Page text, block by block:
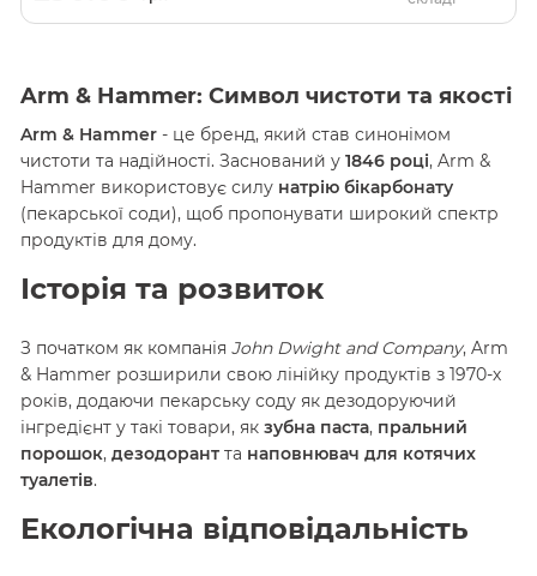
Arm & Hammer: Символ чистоти та якості
Arm & Hammer - це бренд, який став синонімом
чистоти та надійності. Заснований у 1846 році, Arm &
Hammer використовує силу натрію бікарбонату
(пекарської соди), щоб пропонувати широкий спектр
продуктів для дому.
Історія та розвиток
З початком як компанія John Dwight and Company, Arm
& Hammer розширили свою лінійку продуктів з 1970-х
років, додаючи пекарську соду як дезодоруючий
інгредієнт у такі товари, як зубна паста, пральний
порошок, дезодорант та наповнювач для котячих
туалетів.
Екологічна відповідальність